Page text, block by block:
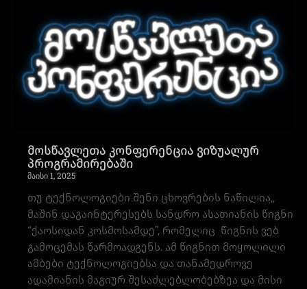
მოსწავლეთა კონფერენცია ვიზუალურ
პროგრამირებაში
მაისი 1, 2025
თუ ტექნოლოგიები შენი ცხოვრების ნაწილია,,
მაშინ დაგაინტერესებს სანდრო ასათიანის წიგნი
“ქაოსიდან კოსმოსამდე”, რომელიც წიგნის ვებ
გამოცემას წარმოადგენს. ამ წიგნით მოყოლილი
ამბები ტექნოლოგიებსა და თანამედროვე
ადამიანის მაგიურ შესაძლებლობებზეა და მისი